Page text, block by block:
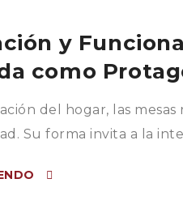
y
como
del hogar, las
Su forma invita a la